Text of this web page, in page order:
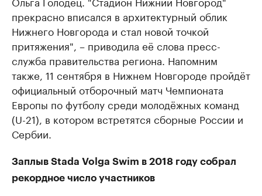
прекрасно вписался в архитектурный облик
Нижнего Новгорода и стал новой точкой
притяжения", – приводила её слова пресс-
служба правительства региона. Напомним
также, 11 сентября в Нижнем Новгороде пройдёт
официальный отборочный матч Чемпионата
Европы по футболу среди молодёжных команд
(U-21), в котором встретятся сборные России и
Сербии.
Заплыв Stada Volga Swim в 2018 году собрал
рекордное число участников